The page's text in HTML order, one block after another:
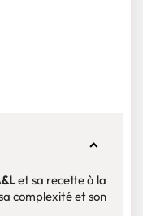
et sa recette à la
complexité et son